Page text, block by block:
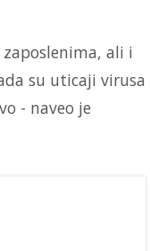
ali i
su uticaji virusa
- naveo je